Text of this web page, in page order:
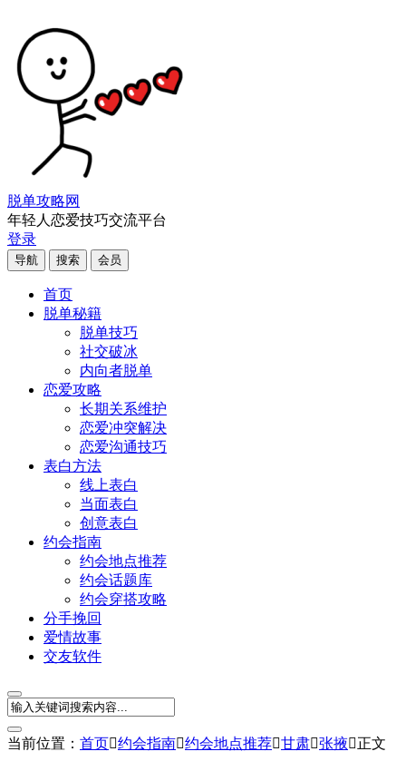
脱单攻略网
年轻人恋爱技巧交流平台
登录
导航 搜索 会员
首页
脱单秘籍
脱单技巧
社交破冰
内向者脱单
恋爱攻略
长期关系维护
恋爱冲突解决
恋爱沟通技巧
表白方法
线上表白
当面表白
创意表白
约会指南
约会地点推荐
约会话题库
约会穿搭攻略
分手挽回
爱情故事
交友软件
当前位置： 首页约会指南约会地点推荐甘肃张掖正文